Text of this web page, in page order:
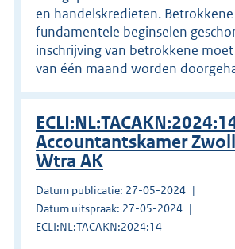
en handelskredieten.
fundamentele beginselen
inschrijving van betrokkene
van één maand worden
Accountantskamer
Wtra AK
Datum publicatie: 27-05-2024
Datum uitspraak: 27-05-2024
ECLI:NL:TACAKN:2024:14